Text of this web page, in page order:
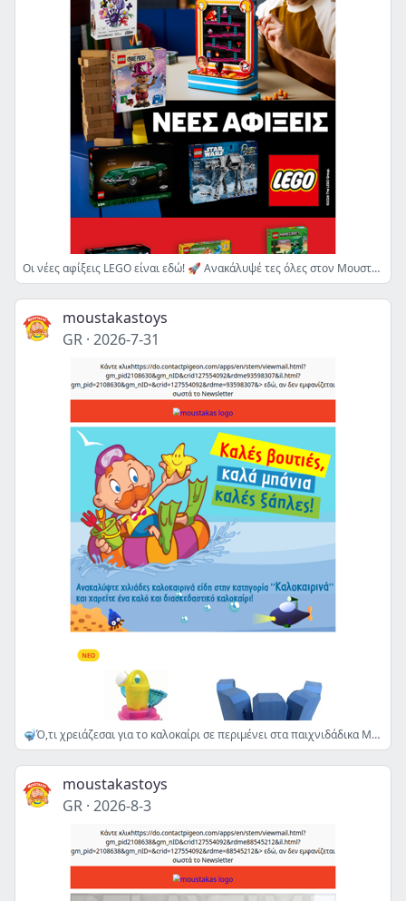
Οι νέες αφίξεις LEGO είναι εδώ! 🚀 Ανακάλυψέ τες όλες στον Μουστάκα!
moustakastoys
GR · 2026-7-31
🤿Ό,τι χρειάζεσαι για το καλοκαίρι σε περιμένει στα παιχνιδάδικα Μουστάκας!🌊Καλές βουτιές!
moustakastoys
GR · 2026-8-3